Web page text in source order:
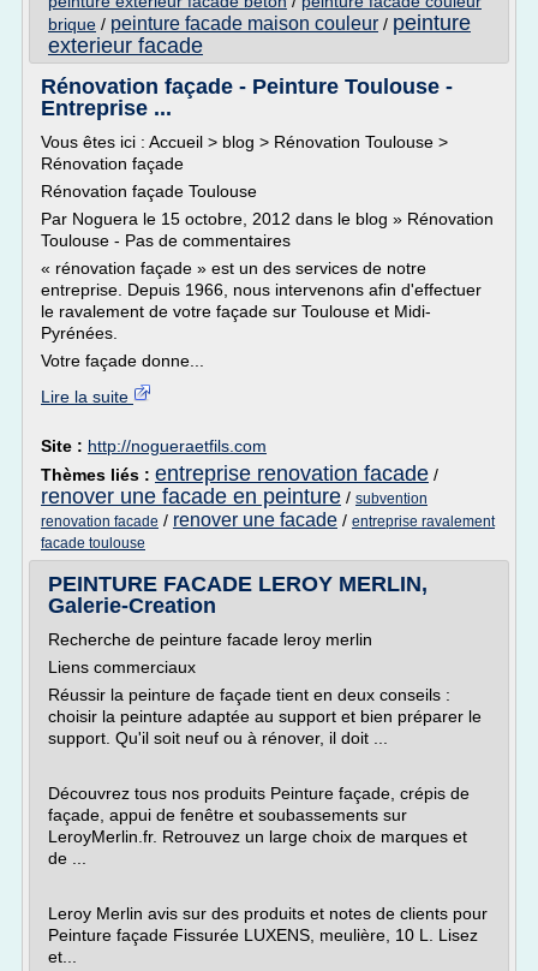
brique / peinture facade maison couleur / peinture
exterieur facade
Rénovation façade - Peinture Toulouse -
Entreprise ...
Vous êtes ici : Accueil > blog > Rénovation Toulouse >
Rénovation façade
Rénovation façade Toulouse
Par Noguera le 15 octobre, 2012 dans le blog » Rénovation
Toulouse - Pas de commentaires
« rénovation façade » est un des services de notre
entreprise. Depuis 1966, nous intervenons afin d'effectuer
le ravalement de votre façade sur Toulouse et Midi-
Pyrénées.
Votre façade donne...
Lire la suite
Site : http://nogueraetfils.com
Thèmes liés : entreprise renovation facade /
renover une facade en peinture / subvention
renovation facade / renover une facade / entreprise ravalement
facade toulouse
PEINTURE FACADE LEROY MERLIN,
Galerie-Creation
Recherche de peinture facade leroy merlin
Liens commerciaux
Réussir la peinture de façade tient en deux conseils :
choisir la peinture adaptée au support et bien préparer le
support. Qu'il soit neuf ou à rénover, il doit ...
Découvrez tous nos produits Peinture façade, crépis de
façade, appui de fenêtre et soubassements sur
LeroyMerlin.fr. Retrouvez un large choix de marques et
de ...
Leroy Merlin avis sur des produits et notes de clients pour
Peinture façade Fissurée LUXENS, meulière, 10 L. Lisez
et...